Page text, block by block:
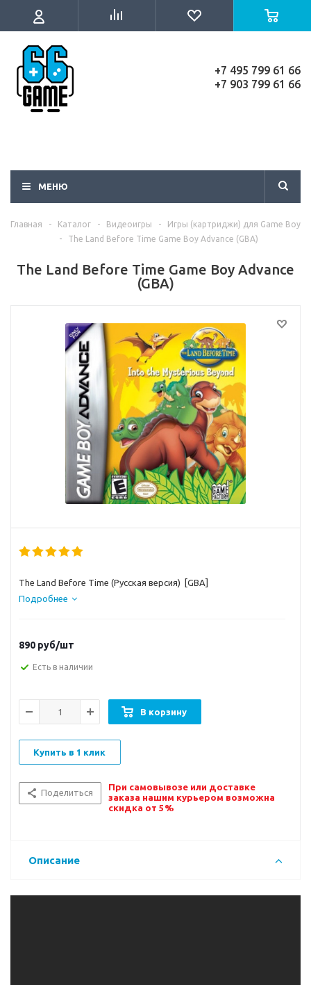
+7 495 799 61 66
+7 903 799 61 66
МЕНЮ
Главная - Каталог - Видеоигры -
Игры (картриджи) для Game Boy
-
The Land Before Time Game Boy Advance (GBA)
The Land Before Time Game Boy Advance
(GBA)
The Land Before Time (Русская версия) [GBA]
Подробнее
890 руб/шт
Есть в наличии
В корзину
Купить в 1 клик
Поделиться
При самовывозе или доставке
заказа нашим курьером возможна
скидка от 5%
Описание